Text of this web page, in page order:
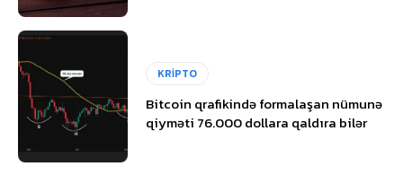
KRİPTO
Bitcoin qrafikində formalaşan nümunə
qiyməti 76.000 dollara qaldıra bilər